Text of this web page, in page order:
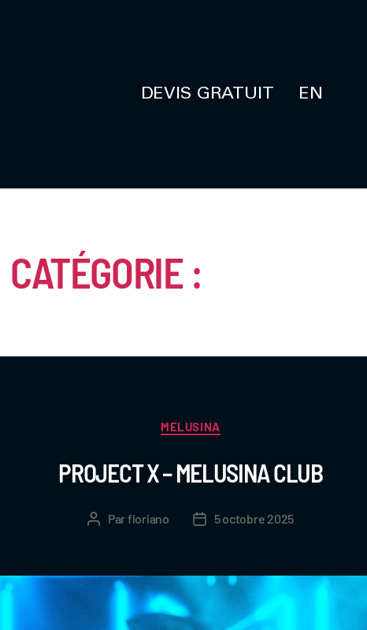
DEVIS GRATUIT EN
CATÉGORIE :
MELUSINA
PROJECT X – MELUSINA CLUB
Parfloriano 5 octobre 2025